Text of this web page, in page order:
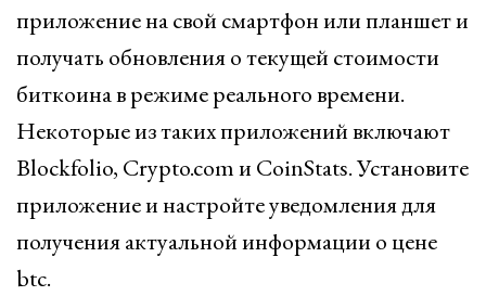
приложение на свой смартфон или планшет и
получать обновления о текущей стоимости
биткоина в режиме реального времени.
Некоторые из таких приложений включают
Blockfolio, Crypto.com и CoinStats. Установите
приложение и настройте уведомления для
получения актуальной информации о цене
btc.